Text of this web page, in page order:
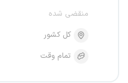
منقضی شده
کل کشور
تمام وقت